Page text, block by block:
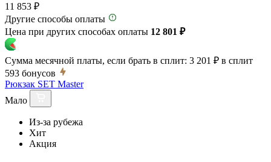
11 853 ₽
Другие способы оплаты
Цена при других способах оплаты 12 801 ₽
Сумма месячной платы, если брать в сплит: 3 201 ₽ в сплит
593 бонусов
Рюкзак SET Master
Мало
Из-за рубежа
Хит
Акция